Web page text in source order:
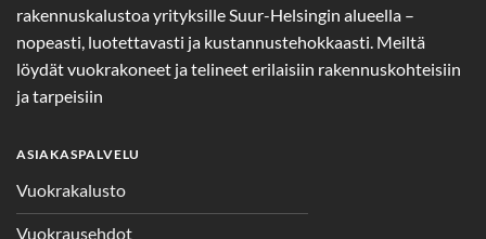
rakennuskalustoa yrityksille Suur-Helsingin alueella –
nopeasti, luotettavasti ja kustannustehokkaasti. Meiltä
löydät vuokrakoneet ja telineet erilaisiin rakennuskohteisiin
ja tarpeisiin
ASIAKASPALVELU
Vuokrakalusto
Vuokrausehdot